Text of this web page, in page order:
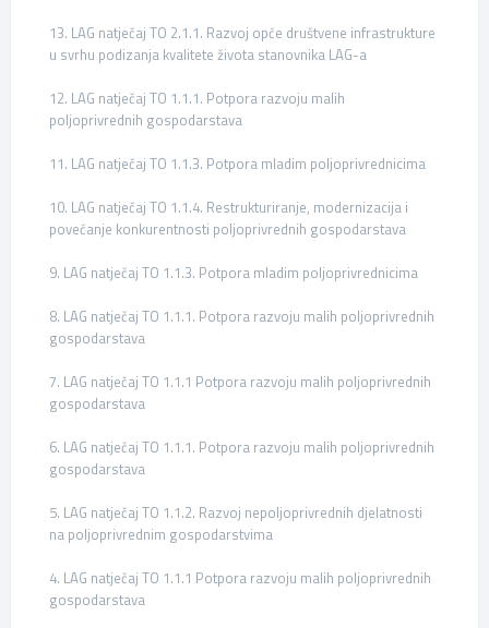
13. LAG natječaj TO 2.1.1. Razvoj opće društvene infrastrukture
u svrhu podizanja kvalitete života stanovnika LAG-a
12. LAG natječaj TO 1.1.1. Potpora razvoju malih
poljoprivrednih gospodarstava
11. LAG natječaj TO 1.1.3. Potpora mladim poljoprivrednicima
10. LAG natječaj TO 1.1.4. Restrukturiranje, modernizacija i
povećanje konkurentnosti poljoprivrednih gospodarstava
9. LAG natječaj TO 1.1.3. Potpora mladim poljoprivrednicima
8. LAG natječaj TO 1.1.1. Potpora razvoju malih poljoprivrednih
gospodarstava
7. LAG natječaj TO 1.1.1 Potpora razvoju malih poljoprivrednih
gospodarstava
6. LAG natječaj TO 1.1.1. Potpora razvoju malih poljoprivrednih
gospodarstava
5. LAG natječaj TO 1.1.2. Razvoj nepoljoprivrednih djelatnosti
na poljoprivrednim gospodarstvima
4. LAG natječaj TO 1.1.1 Potpora razvoju malih poljoprivrednih
gospodarstava